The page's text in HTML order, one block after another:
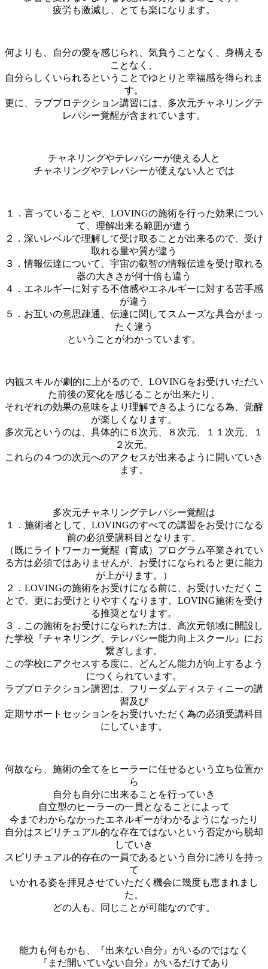
疲労も激減し、とても楽になります。
何よりも、自分の愛を感じられ、気負うことなく、身構える
ことなく、
自分らしくいられるということでゆとりと幸福感を得られま
す。
更に、ラブプロテクション講習には、多次元チャネリングテ
レパシー覚醒が含まれています。
チャネリングやテレパシーが使える人と
チャネリングやテレパシーが使えない人とでは
１．言っていることや、LOVINGの施術を行った効果につい
て、理解出来る範囲が違う
２．深いレベルで理解して受け取ることが出来るので、受け
取れる量や質が違う
３．情報伝達について、宇宙の叡智の情報伝達を受け取れる
器の大きさが何十倍も違う
４．エネルギーに対する不信感やエネルギーに対する苦手感
が違う
５．お互いの意思疎通、伝達に関してスムーズな具合がまっ
たく違う
ということがわかっています。
内観スキルが劇的に上がるので、LOVINGをお受けいただい
た前後の変化を感じることが出来たり、
それぞれの効果の意味をより理解できるようになる為、覚醒
が楽しくなります。
多次元というのは、具体的に６次元、８次元、１１次元、１
２次元。
これらの４つの次元へのアクセスが出来るように開いていき
ます。
多次元チャネリングテレパシー覚醒は
１．施術者として、LOVINGのすべての講習をお受けになる
前の必須受講科目となります。
（既にライトワーカー覚醒（育成）プログラム卒業されてい
る方は必須ではありませんが、お受けになられると更に能力
が上がります。）
２．LOVINGの施術をお受けになる前に、お受けいただくこ
とで、更にお受けとりやすくなります。LOVING施術を受け
る推奨となります。
３．この施術をお受けになられた方は、高次元領域に開設し
た学校『チャネリング、テレパシー能力向上スクール』にお
繋ぎします。
この学校にアクセスする度に、どんどん能力が向上するよう
につくられています。
ラブプロテクション講習は、フリーダムディスティニーの講
習及び
定期サポートセッションをお受けいただく為の必須受講科目
にしています。
何故なら、施術の全てをヒーラーに任せるという立ち位置か
ら
自分も自分に出来ることを行っていき
自立型のヒーラーの一員となることによって
今までわからなかったエネルギーがわかるようになったり
自分はスピリチュアル的な存在ではないという否定から脱却
していき
スピリチュアル的存在の一員であるという自分に誇りを持っ
て
いかれる姿を拝見させていただく機会に幾度も恵まれまし
た。
どの人も、同じことが可能なのです。
能力も何もかも、『出来ない自分』がいるのではなく
『まだ開いていない自分』がいるだけであり